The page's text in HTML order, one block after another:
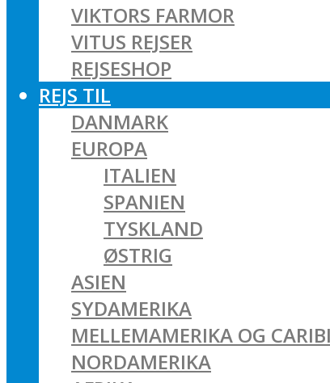
VIKTORS FARMOR
VITUS REJSER
REJSESHOP
REJS TIL
DANMARK
EUROPA
ITALIEN
SPANIEN
TYSKLAND
ØSTRIG
ASIEN
SYDAMERIKA
MELLEMAMERIKA OG
NORDAMERIKA